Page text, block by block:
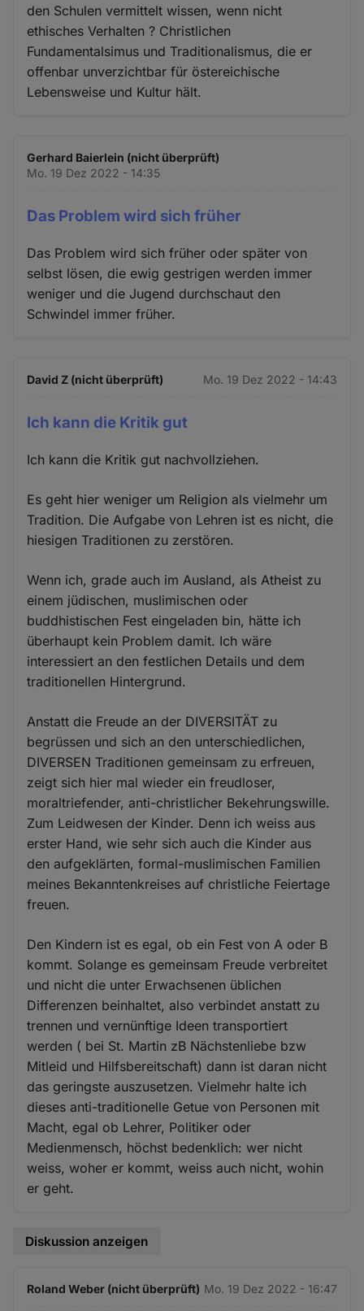
den Schulen vermittelt wissen, wenn nicht
ethisches Verhalten ? Christlichen
Fundamentalsimus und Traditionalismus, die er
offenbar unverzichtbar für östereichische
Lebensweise und Kultur hält.
Gerhard Baierlein (nicht überprüft)
Mo. 19 Dez 2022 - 14:35
Das Problem wird sich früher
Das Problem wird sich früher oder später von
selbst lösen, die ewig gestrigen werden immer
weniger und die Jugend durchschaut den
Schwindel immer früher.
David Z (nicht überprüft) Mo. 19 Dez 2022 - 14:43
Ich kann die Kritik gut
Ich kann die Kritik gut nachvollziehen.
Es geht hier weniger um Religion als vielmehr um
Tradition. Die Aufgabe von Lehren ist es nicht, die
hiesigen Traditionen zu zerstören.
Wenn ich, grade auch im Ausland, als Atheist zu
einem jüdischen, muslimischen oder
buddhistischen Fest eingeladen bin, hätte ich
überhaupt kein Problem damit. Ich wäre
interessiert an den festlichen Details und dem
traditionellen Hintergrund.
Anstatt die Freude an der DIVERSITÄT zu
begrüssen und sich an den unterschiedlichen,
DIVERSEN Traditionen gemeinsam zu erfreuen,
zeigt sich hier mal wieder ein freudloser,
moraltriefender, anti-christlicher Bekehrungswille.
Zum Leidwesen der Kinder. Denn ich weiss aus
erster Hand, wie sehr sich auch die Kinder aus
den aufgeklärten, formal-muslimischen Familien
meines Bekanntenkreises auf christliche Feiertage
freuen.
Den Kindern ist es egal, ob ein Fest von A oder B
kommt. Solange es gemeinsam Freude verbreitet
und nicht die unter Erwachsenen üblichen
Differenzen beinhaltet, also verbindet anstatt zu
trennen und vernünftige Ideen transportiert
werden ( bei St. Martin zB Nächstenliebe bzw
Mitleid und Hilfsbereitschaft) dann ist daran nicht
das geringste auszusetzen. Vielmehr halte ich
dieses anti-traditionelle Getue von Personen mit
Macht, egal ob Lehrer, Politiker oder
Medienmensch, höchst bedenklich: wer nicht
weiss, woher er kommt, weiss auch nicht, wohin
er geht.
Diskussion anzeigen
Roland Weber (nicht überprüft) Mo. 19 Dez 2022 - 16:47